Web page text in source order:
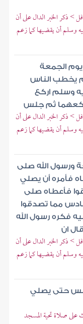
ذكر الخبر الدال على أن
وسلم أن يقضيها كما زعم
الجمعة
يخطب الناس
وسلم اركع
ثم جلس
ذكر الخبر الدال على أن
وسلم أن يقضيها كما زعم
ورسول الله صلى
فأمره أن يصلي
فأعطاه صلى
مما تصدقوا
فكره رسول الله
ان
ذكر الخبر الدال على أن
وسلم أن يقضيها كما زعم
حتى يصلي
صلاة تحية المسجد